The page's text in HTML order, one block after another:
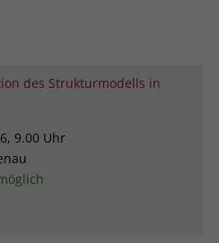
des Strukturmodells in
9.00 Uhr